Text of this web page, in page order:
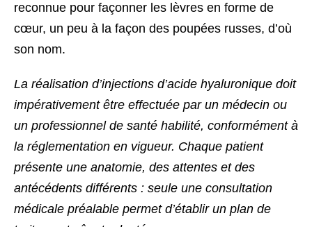
reconnue pour façonner les lèvres en forme de
cœur, un peu à la façon des poupées russes, d’où
son nom.
La réalisation d’injections d’acide hyaluronique doit
impérativement être effectuée par un médecin ou
un professionnel de santé habilité, conformément à
la réglementation en vigueur. Chaque patient
présente une anatomie, des attentes et des
antécédents différents : seule une consultation
médicale préalable permet d’établir un plan de